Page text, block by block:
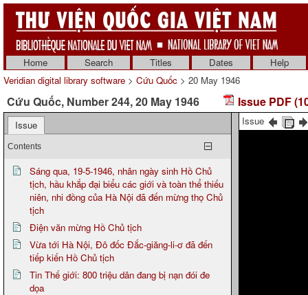
Home Search Titles Dates
Help
Veridian digital library software > Cứu Quốc > 20 May 1946
Cứu Quốc, Number 244, 20 May 1946 Issue PDF
Issue
Contents
Sáng qua, 19-5-1946, nhân ngày sinh Hồ Chủ
tịch, hầu khắp đại biểu các giới và toàn thể thiếu
niên, nhi đồng của Hà Nội đã đến mừng thọ Chủ
tịch
Điện văn mừng Hồ Chủ tịch
Vừa tới Hà Nội, Đô đốc Đắc-giăng-li-ơ đã đến
tiếp kiến Hồ Chủ tịch
Tin Thế giới: 800 triệu dân đang bị nạn đói đe
dọa
Issue